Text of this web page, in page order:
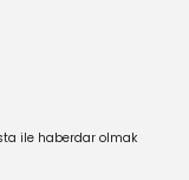
ile haberdar olmak